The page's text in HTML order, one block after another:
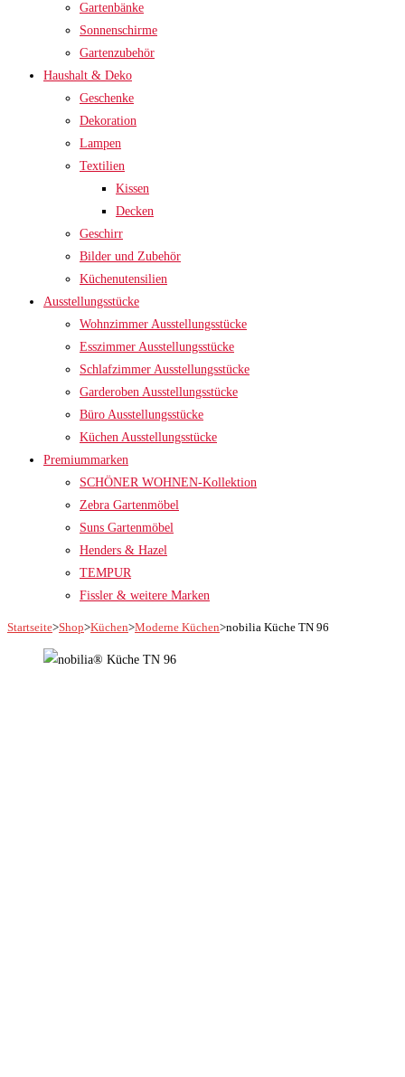
Gartenbänke
Sonnenschirme
Gartenzubehör
Haushalt & Deko
Geschenke
Dekoration
Lampen
Textilien
Kissen
Decken
Geschirr
Bilder und Zubehör
Küchenutensilien
Ausstellungsstücke
Wohnzimmer Ausstellungsstücke
Esszimmer Ausstellungsstücke
Schlafzimmer Ausstellungsstücke
Garderoben Ausstellungsstücke
Büro Ausstellungsstücke
Küchen Ausstellungsstücke
Premiummarken
SCHÖNER WOHNEN-Kollektion
Zebra Gartenmöbel
Suns Gartenmöbel
Henders & Hazel
TEMPUR
Fissler & weitere Marken
Startseite>Shop>Küchen>Moderne Küchen>nobilia Küche TN 96